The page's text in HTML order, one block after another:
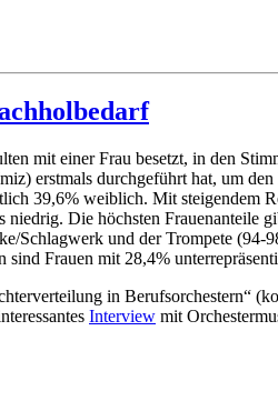
mit einer Frau besetzt, in den
erstmals durchgeführt hat, um
39,6% weiblich. Mit steigendem
Die höchsten
Schlagwerk und der Trompete
Frauen mit 28,4%
in Berufsorchestern“
Interview mit